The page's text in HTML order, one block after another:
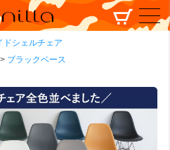
ドシェルチェア
ブラックベース